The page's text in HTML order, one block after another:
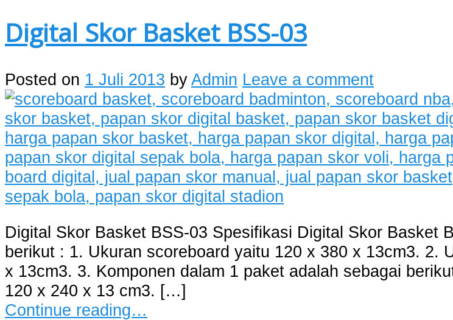
Digital Skor Basket BSS-03
Posted on 1 Juli 2013 byAdmin Leave a comment
Digital Skor Basket BSS-03 Spesifikasi Digital Skor Basket
berikut : 1. Ukuran scoreboard yaitu 120 x 380 x 13cm3. 2.
x 13cm3. 3. Komponen dalam 1 paket adalah sebagai
120 x 240 x 13 cm3. […]
Continue reading…